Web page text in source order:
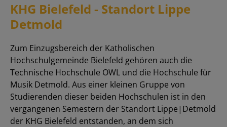
KHG Bielefeld - Standort Lippe
Detmold
Zum Einzugsbereich der Katholischen
Hochschulgemeinde Bielefeld gehören auch die
Technische Hochschule OWL und die Hochschule für
Musik Detmold. Aus einer kleinen Gruppe von
Studierenden dieser beiden Hochschulen ist in den
vergangenen Semestern der Standort Lippe|Detmold
der KHG Bielefeld entstanden, an dem sich